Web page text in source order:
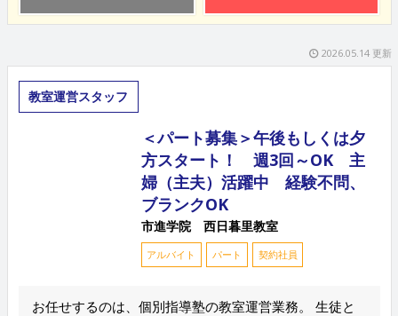
2026.05.14 更新
教室運営スタッフ
＜パート募集＞午後もしくは夕
方スタート！ 週3回～OK 主
婦（主夫）活躍中 経験不問、
ブランクOK
市進学院 西日暮里教室
アルバイト パート 契約社員
お任せするのは、個別指導塾の教室運営業務。 生徒と